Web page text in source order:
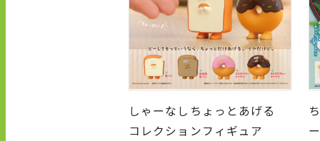
しゃーなしちょっとあげる
コレクションフィギュア